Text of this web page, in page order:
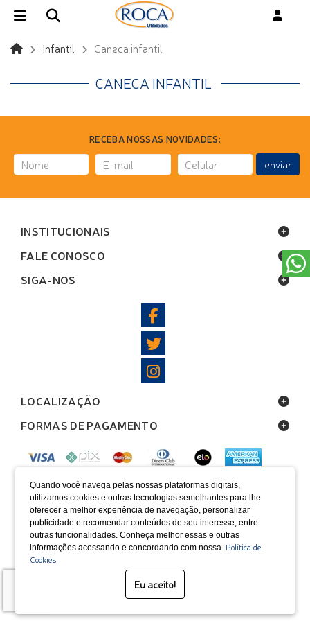
Quando você navega pelas nossas plataformas digitais,
utilizamos cookies e outras tecnologias semelhantes para lhe
oferecer a melhor experiência de navegação, personalizar
publicidade e recomendar conteúdos de seu interesse, entre
outras funcionalidades. Conheça melhor essas e outras
informações acessando e concordando com nossa Política de
Cookies
Eu aceito!
Infantil Caneca infantil
CANECA INFANTIL
RECEBA NOSSAS NOVIDADES:
enviar
INSTITUCIONAIS
FALE CONOSCO
SIGA-NOS
LOCALIZAÇÃO
FORMAS DE PAGAMENTO
SELOS
Desenvolvido por Bruc Internet